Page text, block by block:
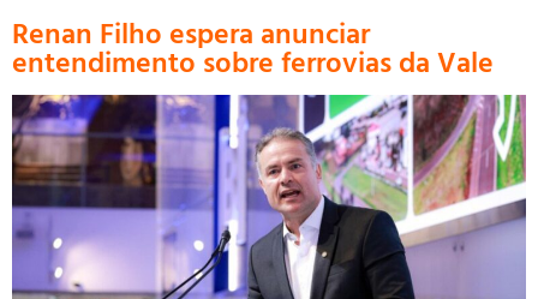
Renan Filho espera anunciar
entendimento sobre ferrovias da Vale